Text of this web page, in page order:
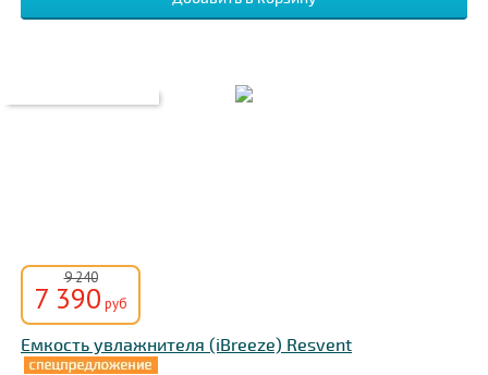
9 240
7 390 руб
Емкость увлажнителя (iBreeze) Resvent